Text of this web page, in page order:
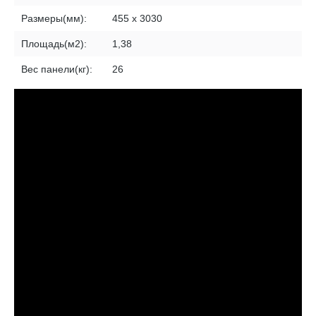
Размеры(мм): 455 х 3030
Площадь(м2): 1,38
Вес панели(кг): 26